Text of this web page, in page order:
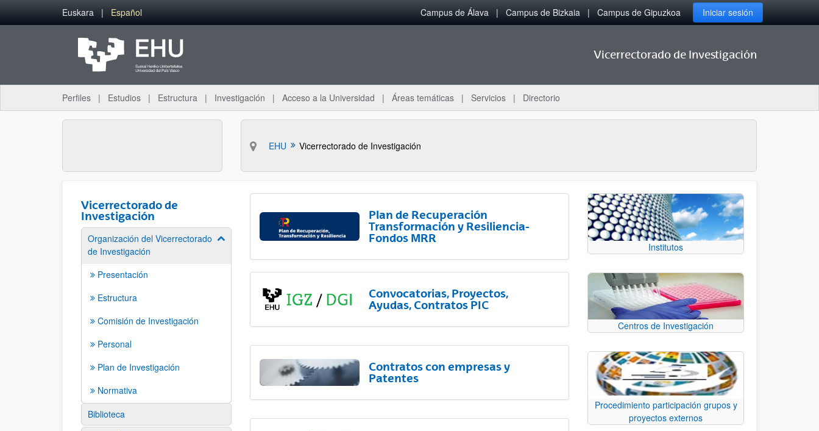
Saltar al contenido principal
Euskara Español Campus de Álava Campus de Bizkaia Campus de Gipuzkoa Iniciar sesión
Vicerrectorado de Investigación
Perfiles Estudios Estructura Investigación Acceso a la Universidad Áreas temáticas Servicios Directorio
EHU Vicerrectorado de Investigación
Vicerrectorado de
Investigación
Organización del Vicerrectorado
de Investigación
Mostrar/ocultar subpáginas
Presentación
Estructura
Comisión de Investigación
Personal
Plan de Investigación
Normativa
Biblioteca
Plan de Recuperación
Transformación y Resiliencia-
Fondos MRR
Convocatorias, Proyectos,
Ayudas, Contratos PIC
Contratos con empresas y
Patentes
Institutos
Centros de Investigación
Procedimiento participación grupos y
proyectos externos